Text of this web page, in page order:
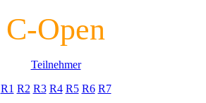
C-Open
Teilnehmer
R1 R2 R3 R4 R5 R6 R7